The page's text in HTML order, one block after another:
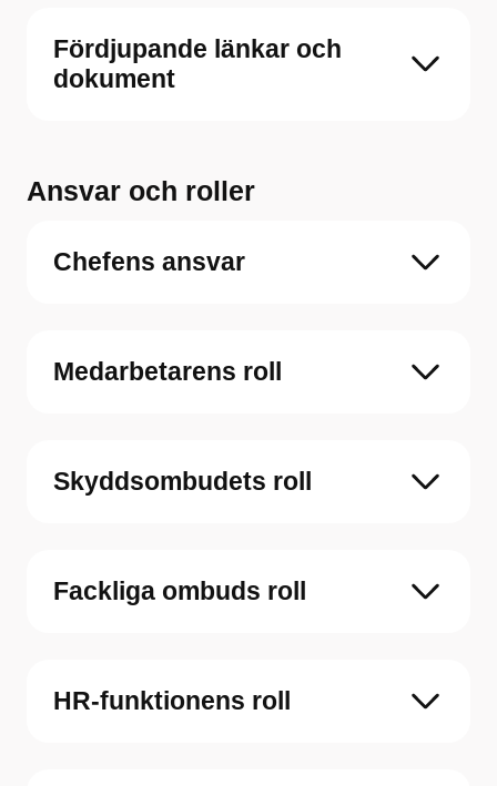
Fördjupande länkar och
dokument
Ansvar och roller
Chefens ansvar
Medarbetarens roll
Skyddsombudets roll
Fackliga ombuds roll
HR-funktionens roll